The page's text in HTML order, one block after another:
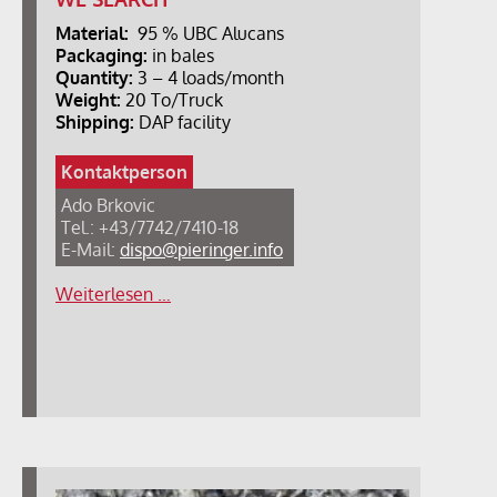
Material: 95 % UBC Alucans
Packaging: in bales
Quantity: 3 – 4 loads/month
Weight: 20 To/Truck
Shipping: DAP facility
Kontaktperson
Ado Brkovic
Tel.: +43/7742/7410-18
E-Mail: dispo@pieringer.info
Weiterlesen …